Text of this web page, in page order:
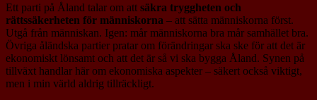
Ett parti på Åland talar om att säkra tryggheten och
rättssäkerheten för människorna – att sätta människorna först.
Utgå från människan. Igen: mår människorna bra mår samhället bra.
Övriga åländska partier pratar om förändringar ska ske för att det är
ekonomiskt lönsamt och att det är så vi ska bygga Åland. Synen på
tillväxt handlar här om ekonomiska aspekter – säkert också viktigt,
men i min värld aldrig tillräckligt.